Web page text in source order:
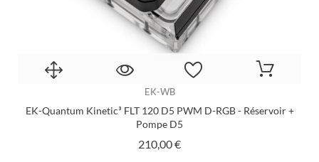
EK-WB
EK-Quantum Kinetic³ FLT 120 D5 PWM D-RGB - Réservoir +
Pompe D5
210,00 €Prix